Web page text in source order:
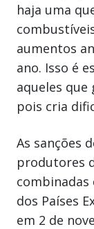
haja uma
aumentos
ano. Isso é
aqueles
pois cria
As sanções
produtores
combinadas
dos Países
em 2 de